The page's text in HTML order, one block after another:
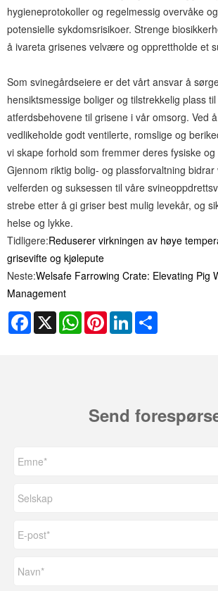
hygieneprotokoller og regelmessig overvåke
potensielle sykdomsrisikoer. Strenge
å ivareta grisenes velvære og opprettholde et
Som svinegårdseiere er det vårt ansvar å
hensiktsmessige boliger og tilstrekkelig plass
atferdsbehovene til grisene i vår omsorg. Ved
vedlikeholde godt ventilerte, romslige og
vi skape forhold som fremmer deres fysiske
Gjennom riktig bolig- og plassforvaltning
velferden og suksessen til våre
strebe etter å gi griser best mulig levekår, og
helse og lykke.
Tidligere:Reduserer virkningen av høye
grisevifte og kjølepute
Neste:Welsafe Farrowing Crate: Elevating Pig
Management
Facebook
X WhatsAppPinterestLinkedIn
Send